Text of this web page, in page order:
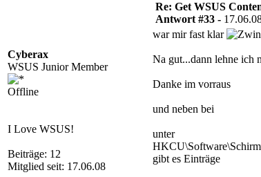
Cyberax
WSUS Junior Member
Offline
I Love WSUS!
Beiträge: 12
Mitglied seit: 17.06.08
Re: Get WSUS
Antwort #33 -
war mir fast klar
Na gut...dann lehne ich
Danke im vorraus
und neben bei
unter
gibt es Einträge